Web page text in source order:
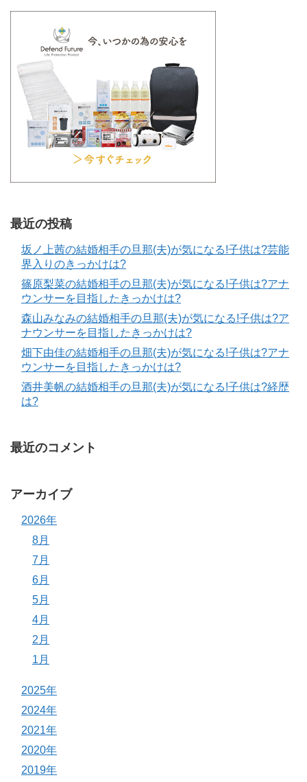
最近の投稿
坂ノ上茜の結婚相手の旦那(夫)が気になる!子供は?芸能
界入りのきっかけは?
篠原梨菜の結婚相手の旦那(夫)が気になる!子供は?アナ
ウンサーを目指したきっかけは?
森山みなみの結婚相手の旦那(夫)が気になる!子供は?ア
ナウンサーを目指したきっかけは?
畑下由佳の結婚相手の旦那(夫)が気になる!子供は?アナ
ウンサーを目指したきっかけは?
酒井美帆の結婚相手の旦那(夫)が気になる!子供は?経歴
は?
最近のコメント
アーカイブ
2026年
8月
7月
6月
5月
4月
2月
1月
2025年
2024年
2021年
2020年
2019年